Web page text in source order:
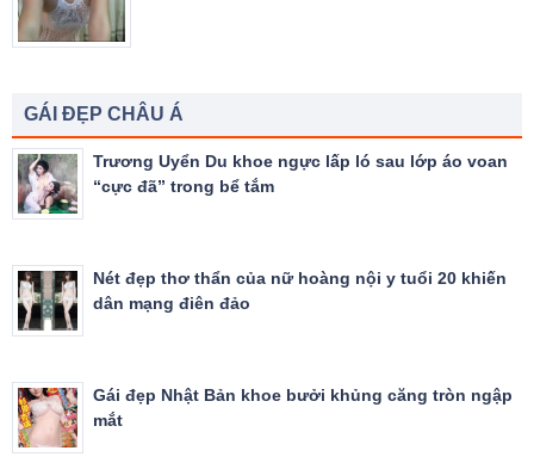
GÁI ĐẸP CHÂU Á
Trương Uyển Du khoe ngực lấp ló sau lớp áo voan
“cực đã” trong bể tắm
Nét đẹp thơ thẩn của nữ hoàng nội y tuổi 20 khiến
dân mạng điên đảo
Gái đẹp Nhật Bản khoe bưởi khủng căng tròn ngập
mắt